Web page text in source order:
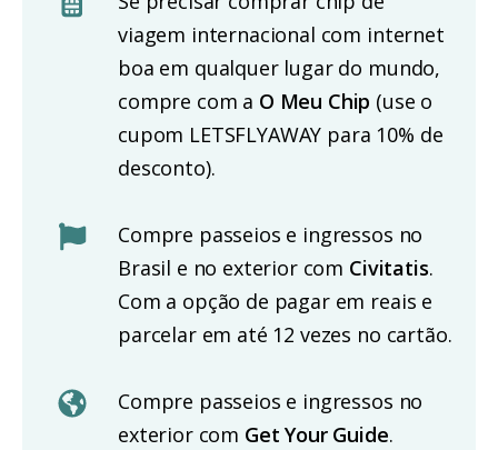
viagem internacional com internet
boa em qualquer lugar do mundo,
compre com a O Meu Chip (use o
cupom LETSFLYAWAY para 10% de
desconto).
Compre passeios e ingressos no
Brasil e no exterior com Civitatis.
Com a opção de pagar em reais e
parcelar em até 12 vezes no cartão.
Compre passeios e ingressos no
exterior com Get Your Guide.